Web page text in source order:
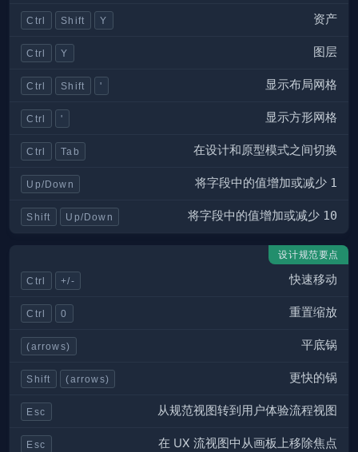
Ctrl Shift Y 资产
Ctrl Y 图层
Ctrl Shift ' 显示布局网格
Ctrl ' 显示方形网格
Ctrl Tab 在设计和原型模式之间切换
Up/Down 将字段中的值增加或减少 1
Shift Up/Down 将字段中的值增加或减少 10
设计规范要点
Ctrl +/- 快速移动
Ctrl 0 重置缩放
(arrows) 平底锅
Shift (arrows) 更快的锅
Esc 从规范视图转到用户体验流程视图
Esc 在 UX 流视图中从画板上移除焦点